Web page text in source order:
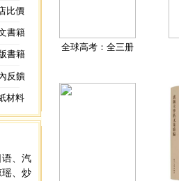
比價
書籍
書籍
反饋
材料
语
汽
瑶
炒
全球高考：全三册